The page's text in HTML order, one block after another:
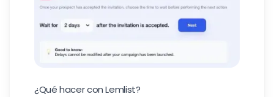
¿Qué hacer con Lemlist?